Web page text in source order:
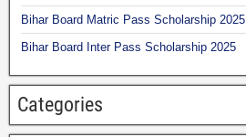
Bihar Board Matric Pass Scholarship 2025
Bihar Board Inter Pass Scholarship 2025
Categories